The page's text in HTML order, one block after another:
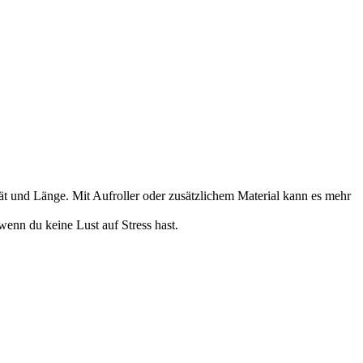
und Länge. Mit Aufroller oder zusätzlichem Material kann es mehr
du keine Lust auf Stress hast.